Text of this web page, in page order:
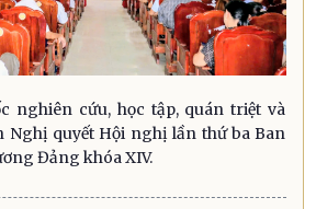
nghiên cứu, học tập, quán triệt và
Nghị quyết Hội nghị lần thứ ba Ban
Đảng khóa XIV.